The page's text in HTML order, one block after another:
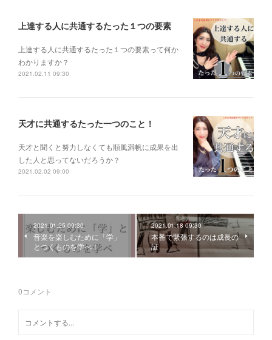
上達する人に共通するたった１つの要素
上達する人に共通するたった１つの要素って何か
わかりますか？
2021.02.11 09:30
天才に共通するたった一つのこと！
天才と聞くと 努力しなくても 順風満帆に成果を出
した人 と思ってないだろうか？
2021.02.02 09:00
2021.01.25 09:30
音楽を楽しむために「学」
とつくものを学べ！
2021.01.18 09:30
本番で緊張するのは成長の
証
0コメント